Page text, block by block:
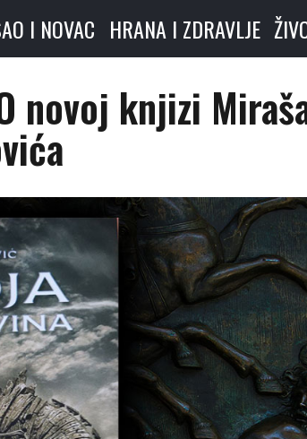
I NOVAC HRANA I ZDRAVLJE
novoj knjizi